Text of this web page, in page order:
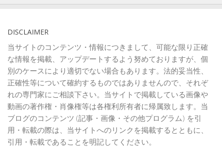
DISCLAIMER
当サイトのコンテンツ・情報につきまして、可能な限り正確
な情報を掲載、アップデートするよう努めておりますが、個
別のケースにより適切でない場合もあります。法的妥当性、
正確性等について確約するものではありませんので、それぞ
れの専門家にご相談下さい。当サイトで掲載している画像や
動画の著作権・肖像権等は各権利所有者に帰属致します。当
ブログのコンテンツ (記事・画像・その他プログラム) を引
用・転載の際は、当サイトへのリンクを掲載するとともに、
引用・転載であることを明記してください。